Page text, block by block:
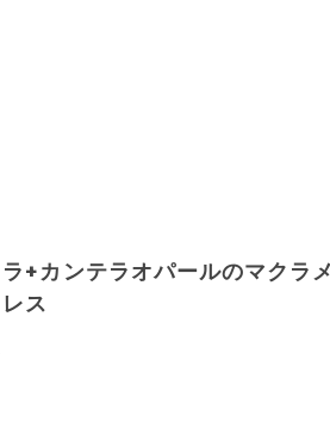
+カンテラオパールのマクラ
ス